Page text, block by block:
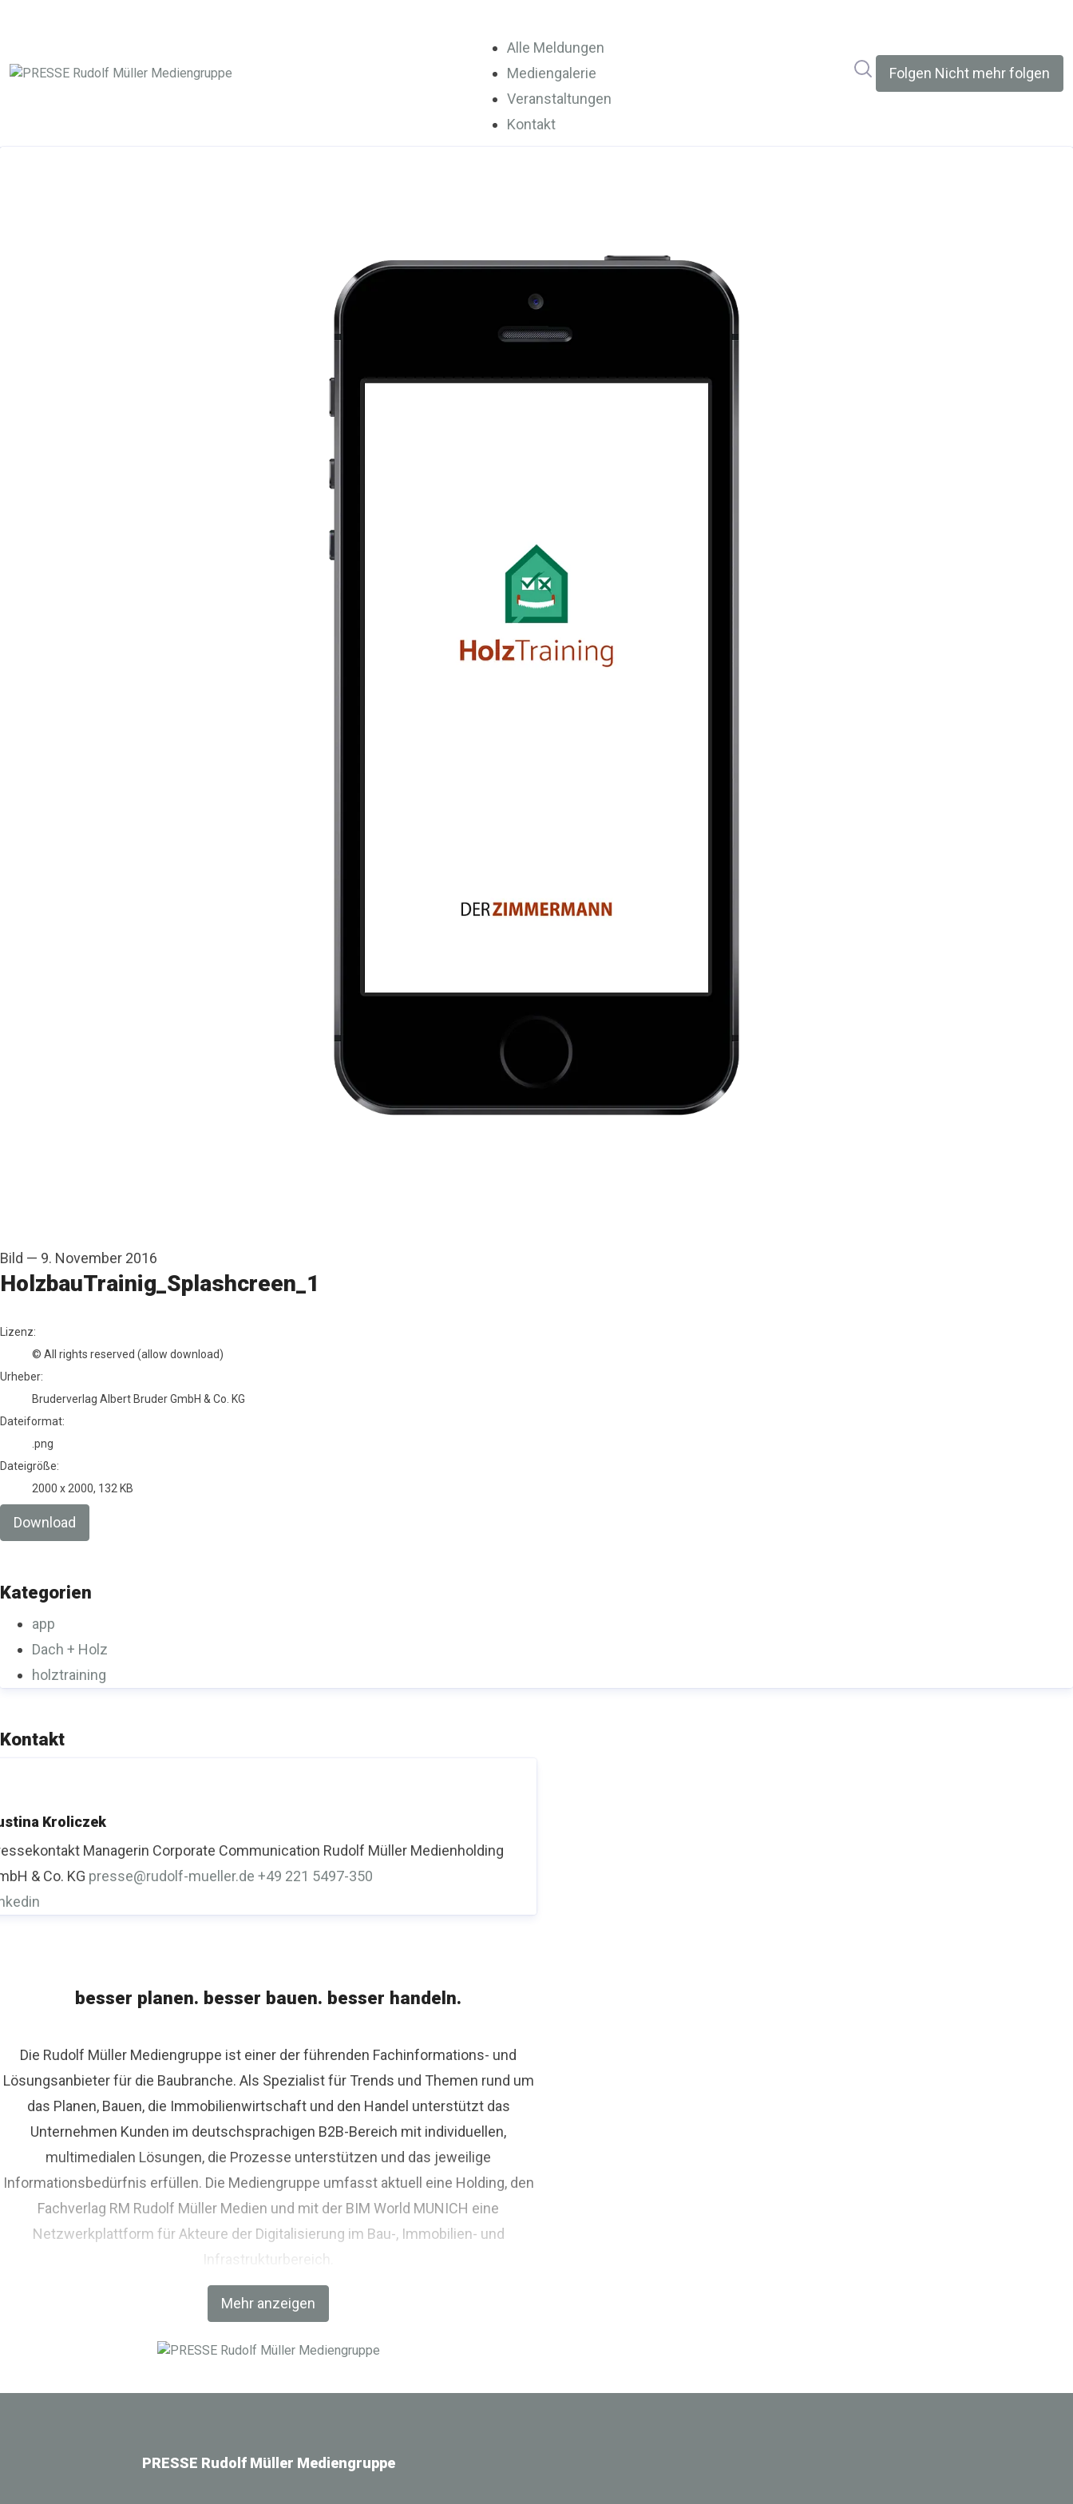
Alle Meldungen
Mediengalerie
Veranstaltungen
Kontakt
Im Newsroom suchen
Folgen Nicht mehr folgen
Bild — 9. November 2016
HolzbauTrainig_Splashcreen_1
Bruderverlag Albert Bruder GmbH & Co. KG
Lizenz:
© All rights reserved (allow download)
Urheber:
Bruderverlag Albert Bruder GmbH & Co. KG
Dateiformat:
.png
Dateigröße:
2000 x 2000, 132 KB
Download
Kategorien
app
Dach + Holz
holztraining
Kontakt
Kroliczek
Managerin Corporate Communication Rudolf Müller Medienholding
& Co. KG presse@rudolf-mueller.de +49 221 5497-350
besser planen. besser bauen. besser handeln.
Mehr anzeigen
Die Rudolf Müller Mediengruppe ist einer der führenden Fachinformations- und
Lösungsanbieter für die Baubranche. Als Spezialist für Trends und Themen rund um
das Planen, Bauen, die Immobilienwirtschaft und den Handel unterstützt das
Unternehmen Kunden im deutschsprachigen B2B-Bereich mit individuellen,
multimedialen Lösungen, die Prozesse unterstützen und das jeweilige
Informationsbedürfnis erfüllen. Die Mediengruppe umfasst aktuell eine Holding, den
Fachverlag RM Rudolf Müller Medien und mit der BIM World MUNICH eine
Netzwerkplattform für Akteure der Digitalisierung im Bau-, Immobilien- und
Infrastrukturbereich.
PRESSE Rudolf Müller Mediengruppe